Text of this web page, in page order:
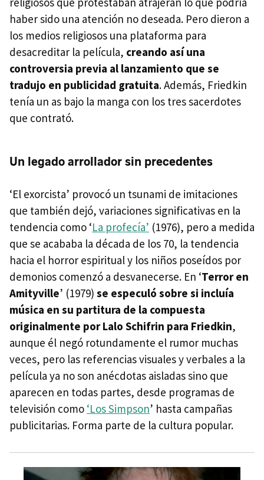
haber sido una atención no deseada. Pero dieron a
los medios religiosos una plataforma para
desacreditar la película, creando así una
controversia previa al lanzamiento que se
tradujo en publicidad gratuita. Además, Friedkin
tenía un as bajo la manga con los tres sacerdotes
que contrató.
Un legado arrollador sin precedentes
‘El exorcista’ provocó un tsunami de imitaciones
que también dejó, variaciones significativas en la
tendencia como ‘La profecía’ (1976), pero a medida
que se acababa la década de los 70, la tendencia
hacia el horror espiritual y los niños poseídos por
demonios comenzó a desvanecerse. En ‘Terror en
Amityville’ (1979) se especuló sobre si incluía
música en su partitura de la compuesta
originalmente por Lalo Schifrin para Friedkin,
aunque él negó rotundamente el rumor muchas
veces, pero las referencias visuales y verbales a la
película ya no son anécdotas aisladas sino que
aparecen en todas partes, desde programas de
televisión como ‘Los Simpson’ hasta campañas
publicitarias. Forma parte de la cultura popular.